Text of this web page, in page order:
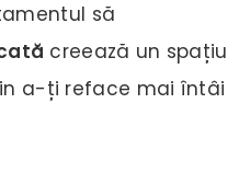
să
creează un spațiu
a-ți reface mai întâi